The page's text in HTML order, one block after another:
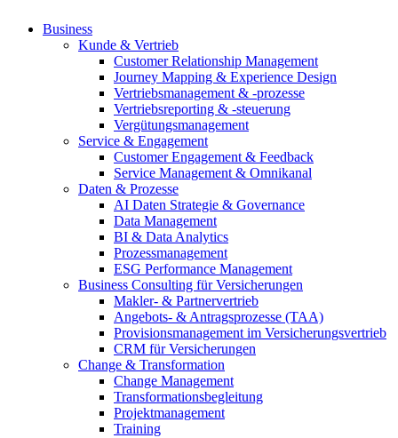
Business
Kunde & Vertrieb
Customer Relationship Management
Journey Mapping & Experience Design
Vertriebsmanagement & -prozesse
Vertriebsreporting & -steuerung
Vergütungsmanagement
Service & Engagement
Customer Engagement & Feedback
Service Management & Omnikanal
Daten & Prozesse
AI Daten Strategie & Governance
Data Management
BI & Data Analytics
Prozessmanagement
ESG Performance Management
Business Consulting für Versicherungen
Makler- & Partnervertrieb
Angebots- & Antragsprozesse (TAA)
Provisionsmanagement im Versicherungsvertrieb
CRM für Versicherungen
Change & Transformation
Change Management
Transformationsbegleitung
Projektmanagement
Training